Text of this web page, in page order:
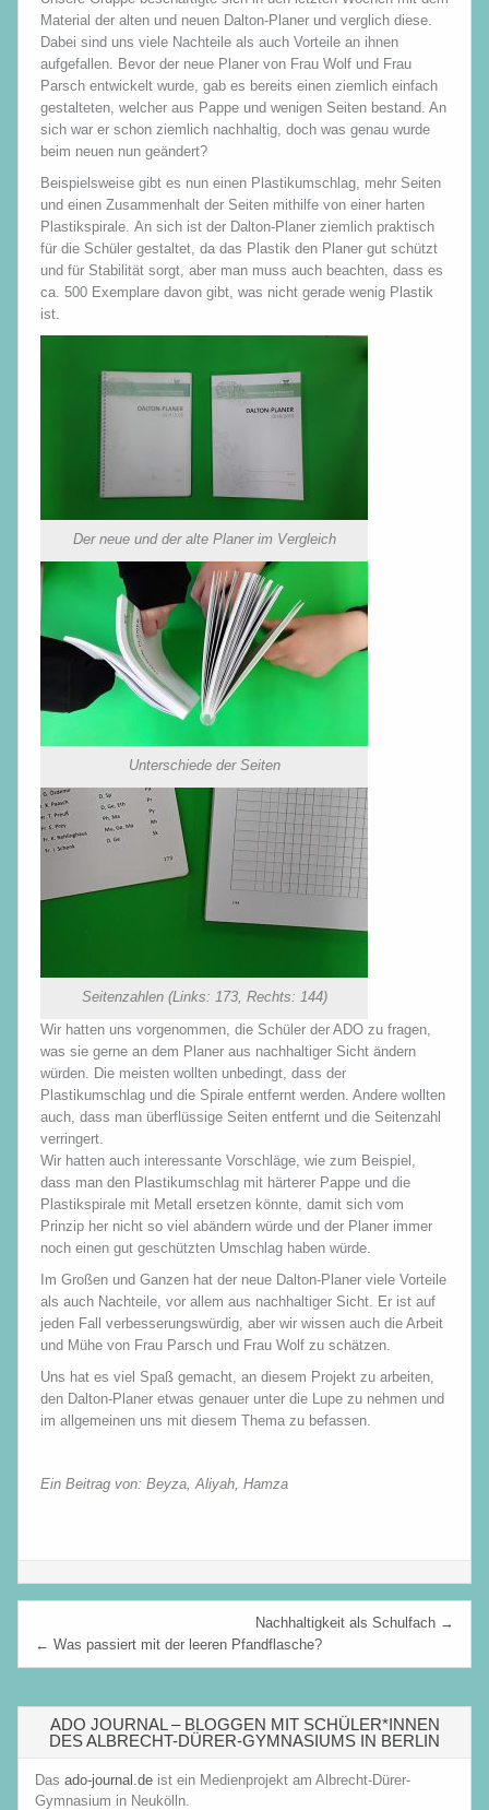
Material der alten und neuen Dalton-Planer und verglich diese.
Dabei sind uns viele Nachteile als auch Vorteile an ihnen
aufgefallen. Bevor der neue Planer von Frau Wolf und Frau
Parsch entwickelt wurde, gab es bereits einen ziemlich einfach
gestalteten, welcher aus Pappe und wenigen Seiten bestand. An
sich war er schon ziemlich nachhaltig, doch was genau wurde
beim neuen nun geändert?
Beispielsweise gibt es nun einen Plastikumschlag, mehr Seiten
und einen Zusammenhalt der Seiten mithilfe von einer harten
Plastikspirale. An sich ist der Dalton-Planer ziemlich praktisch
für die Schüler gestaltet, da das Plastik den Planer gut schützt
und für Stabilität sorgt, aber man muss auch beachten, dass es
ca. 500 Exemplare davon gibt, was nicht gerade wenig Plastik
ist.
Der neue und der alte Planer im Vergleich
Unterschiede der Seiten
Seitenzahlen (Links: 173, Rechts: 144)
Wir hatten uns vorgenommen, die Schüler der ADO zu fragen,
was sie gerne an dem Planer aus nachhaltiger Sicht ändern
würden. Die meisten wollten unbedingt, dass der
Plastikumschlag und die Spirale entfernt werden. Andere wollten
auch, dass man überflüssige Seiten entfernt und die Seitenzahl
verringert.
Wir hatten auch interessante Vorschläge, wie zum Beispiel,
dass man den Plastikumschlag mit härterer Pappe und die
Plastikspirale mit Metall ersetzen könnte, damit sich vom
Prinzip her nicht so viel abändern würde und der Planer immer
noch einen gut geschützten Umschlag haben würde.
Im Großen und Ganzen hat der neue Dalton-Planer viele Vorteile
als auch Nachteile, vor allem aus nachhaltiger Sicht. Er ist auf
jeden Fall verbesserungswürdig, aber wir wissen auch die Arbeit
und Mühe von Frau Parsch und Frau Wolf zu schätzen.
Uns hat es viel Spaß gemacht, an diesem Projekt zu arbeiten,
den Dalton-Planer etwas genauer unter die Lupe zu nehmen und
im allgemeinen uns mit diesem Thema zu befassen.
Ein Beitrag von: Beyza, Aliyah, Hamza
BeitragsnavigationNachhaltigkeit als Schulfach →
← Was passiert mit der leeren Pfandflasche?
ADO JOURNAL – BLOGGEN MIT SCHÜLER*INNEN
DES ALBRECHT-DÜRER-GYMNASIUMS IN BERLIN
Das ado-journal.de ist ein Medienprojekt am Albrecht-Dürer-
Gymnasium in Neukölln.